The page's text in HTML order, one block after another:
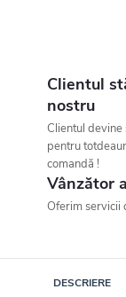
Clientul
nostru
Clientul
pentru
comandă !
Vânzător
Oferim servicii
DESCRIERE